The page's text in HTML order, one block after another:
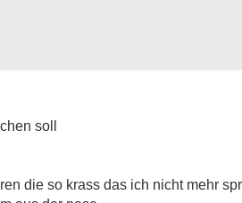
soll
die so krass das ich nicht mehr